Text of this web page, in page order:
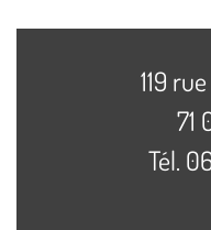
119
71
Tél.